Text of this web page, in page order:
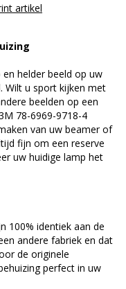
artikel
helder beeld op uw
Wilt u sport kijken met
beelden op een
78-6969-9718-4
van uw beamer of
fijn om een reserve
uw huidige lamp het
100% identiek aan de
andere fabriek en dat
de originele
perfect in uw